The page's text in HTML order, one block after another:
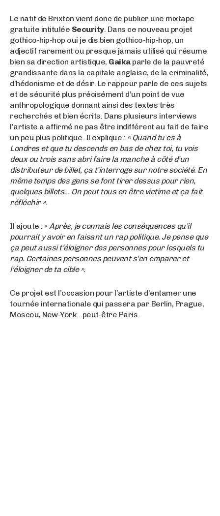
Le natif de Brixton vient donc de publier une mixtape
gratuite intitulée Security. Dans ce nouveau projet
gothico-hip-hop oui je dis bien gothico-hip-hop, un
adjectif rarement ou presque jamais utilisé qui résume
bien sa direction artistique, Gaikaparle de la pauvreté
grandissante dans la capitale anglaise, de la criminalité,
d’hédonisme et de désir. Le rappeur parle de ces sujets
et de sécurité plus précisément d’un point de vue
anthropologique donnant ainsi des textes très
recherchés et bien écrits. Dans plusieurs interviews
l’artiste a affirmé ne pas être indifférent au fait de faire
un peu plus politique. Il explique : « Quand tu es à
Londres et que tu descends en bas de chez toi, tu vois
deux ou trois sans abri faire la manche à côté d’un
distributeur de billet, ça t’interroge sur notre société. En
même temps des gens se font tirer dessus pour rien,
quelques billets… On peut tous en être victime et ça fait
réfléchir ».
Il ajoute : « Après, je connais les conséquences qu’il
pourrait y avoir en faisant un rap politique. Je pense que
ça peut aussi t’éloigner des personnes pour lesquels tu
rap. Certaines personnes peuvent s’en emparer et
l’éloigner de ta cible ».
Ce projet est l’occasion pour l’artiste d’entamer une
tournée internationale qui passera par Berlin, Prague,
Moscou, New-York…peut-être Paris.